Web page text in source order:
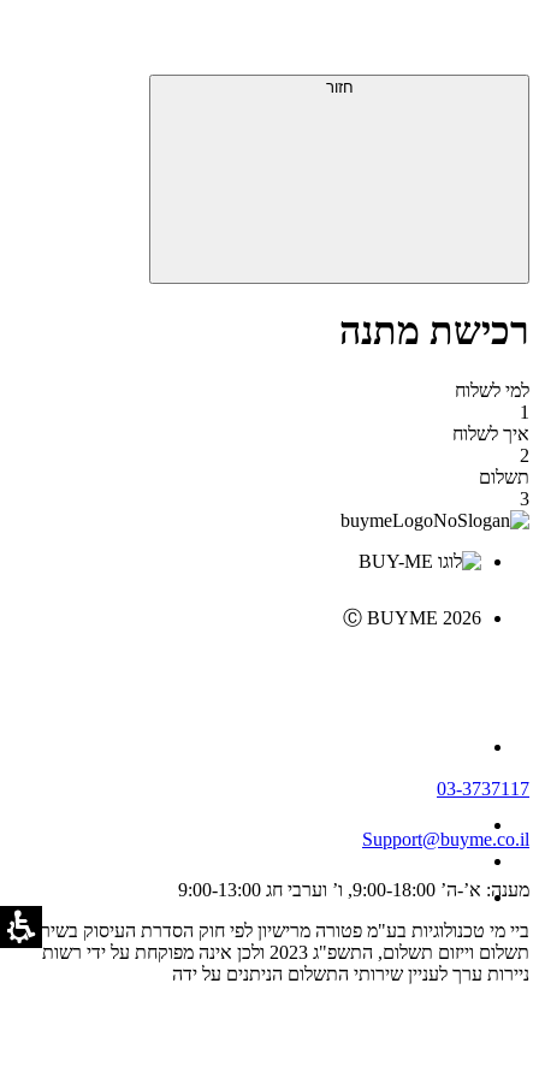
חזור
רכישת מתנה
למי לשלוח
1
איך לשלוח
2
תשלום
3
Ⓒ BUYME 2026
03-3737117
Support@buyme.co.il
מענה: א’-ה’ 9:00-18:00, ו’ וערבי חג 9:00-13:00
ביי מי טכנולוגיות בע"מ פטורה מרישיון לפי חוק הסדרת העיסוק בשירותי
תשלום וייזום תשלום, התשפ"ג 2023 ולכן אינה מפוקחת על ידי רשות
ניירות ערך לעניין שירותי התשלום הניתנים על ידה